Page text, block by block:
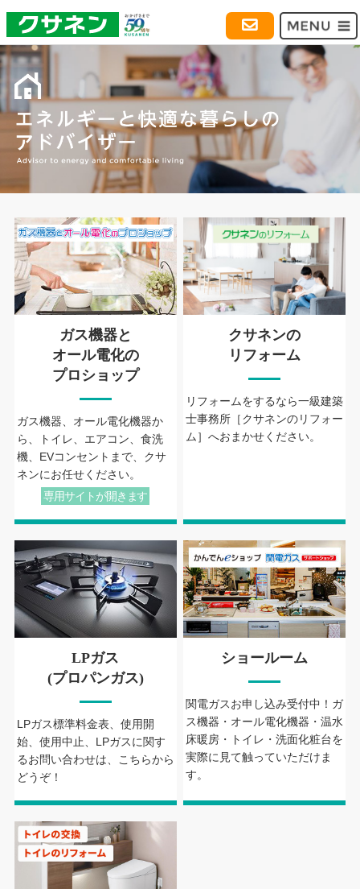
ガス機器と
オール電化の
プロショップ
ガス機器、オール電化機器か
ら、トイレ、エアコン、食洗
機、EVコンセントまで、クサ
ネンにお任せください。
専用サイトが開きます
クサネンの
リフォーム
リフォームをするなら一級建築
士事務所［クサネンのリフォー
ム］へおまかせください。
LPガス
(プロパンガス)
LPガス標準料金表、使用開
始、使用中止、LPガスに関す
るお問い合わせは、こちらから
どうぞ！
ショールーム
関電ガスお申し込み受付中！ガ
ス機器・オール電化機器・温水
床暖房・トイレ・洗面化粧台を
実際に見て触っていただけま
す。